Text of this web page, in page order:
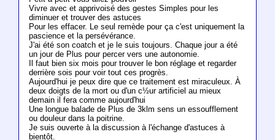
Vivre avec et apprivoisé des gestes Simples pour les
diminuer et trouver des astuces
Pour les effacer. Le seul remède pour ça c'est uniquement la
pascience et la persévérance.
J'ai été son coatch et je le suis toujours. Chaque jour a été
un jour de Plus pour percer vers une autonomie.
Il faut bien six mois pour trouver le bon réglage et regarder
derrière sois pour voir tout ces progrès.
Aujourd'hui je peux dire que ce traitement est miraculeux. À
deux doigts de la mort ou d'un c½ur artificiel au mieux
demain il fera comme aujourd'hui
Une longue balade de Plus de 3klm sens un essoufflement
ou douleur dans la poitrine.
Je suis ouverte à la discussion à l'échange d'astuces à
bientôt.